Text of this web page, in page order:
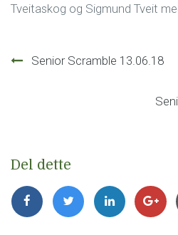
Tveitaskog og Sigmund Tveit
Senior Scramble 13.06.18
Del dette